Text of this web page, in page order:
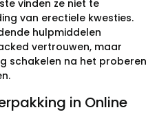
vinden ze niet te
van erectiele kwesties.
hulpmiddelen
vertrouwen, maar
schakelen na het proberen
in Online